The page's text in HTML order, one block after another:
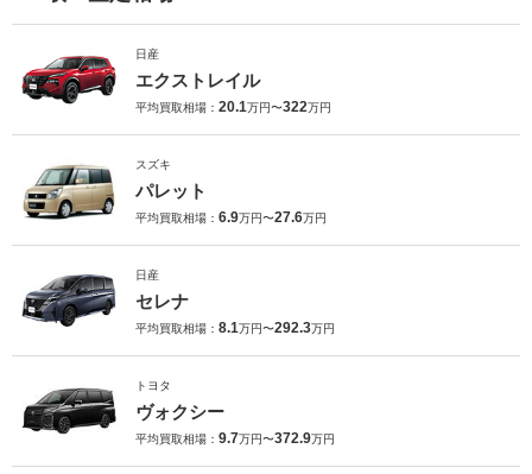
日産
エクストレイル
平均買取相場： 20.1万円〜322万円
スズキ
パレット
平均買取相場： 6.9万円〜27.6万円
日産
セレナ
平均買取相場： 8.1万円〜292.3万円
トヨタ
ヴォクシー
平均買取相場： 9.7万円〜372.9万円